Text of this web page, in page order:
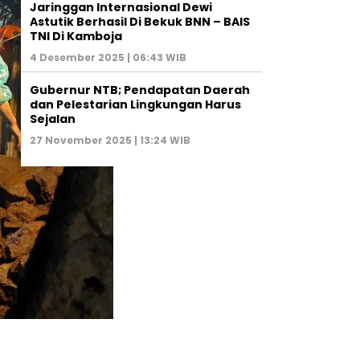
Jaringgan Internasional Dewi
Astutik Berhasil Di Bekuk BNN – BAIS
TNI Di Kamboja
4 Desember 2025 | 06:43 WIB
Gubernur NTB; Pendapatan Daerah
dan Pelestarian Lingkungan Harus
Sejalan
27 November 2025 | 13:24 WIB